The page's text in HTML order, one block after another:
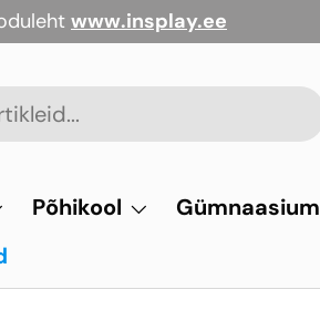
www.insplay.ee
Põhikool Gümnaasium